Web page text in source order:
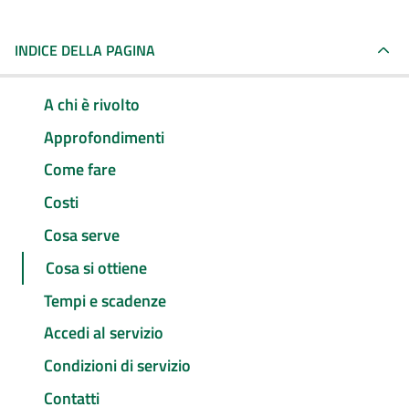
INDICE DELLA PAGINA
A chi è rivolto
Approfondimenti
Come fare
Costi
Cosa serve
Cosa si ottiene
Tempi e scadenze
Accedi al servizio
Condizioni di servizio
Contatti